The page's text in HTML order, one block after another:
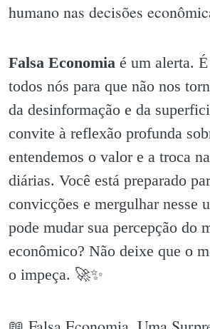
humano nas decisões
Falsa Economia é um alerta.
todos nós para que não nos
da desinformação e da
convite à reflexão profunda
entendemos o valor e a troca
diárias. Você está preparado
convicções e mergulhar nesse
pode mudar sua percepção do
econômico? Não deixe que o
o impeça. 🚀✨️